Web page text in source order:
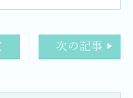
次の記事